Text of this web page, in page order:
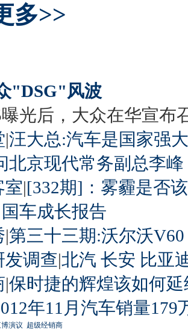
多>>
"DSG"风波
光后，大众在华宣布
|汪大总:汽车是国家强
北京现代常务副总李峰
室|[332期]：雾霾是否
车成长报告
|第三十三期:沃尔沃
发调查|北汽 长安 比亚
|保时捷的辉煌该如何延
年11月汽车销量179
博演议 超级经销商